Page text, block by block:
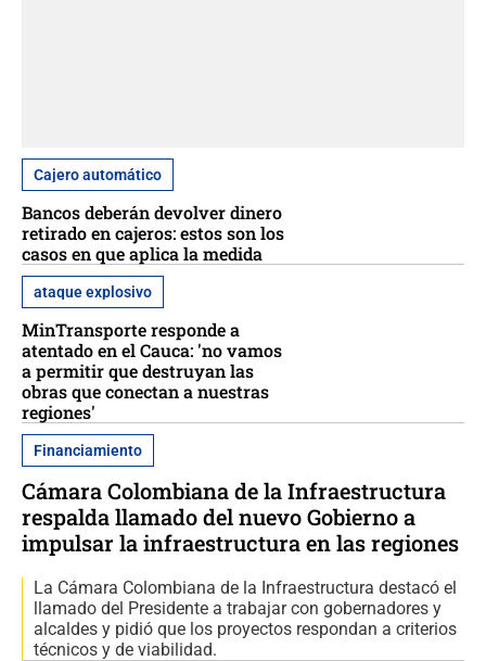
Cajero automático
Bancos deberán devolver dinero
retirado en cajeros: estos son los
casos en que aplica la medida
ataque explosivo
MinTransporte responde a
atentado en el Cauca: 'no vamos
a permitir que destruyan las
obras que conectan a nuestras
regiones'
Financiamiento
Cámara Colombiana de la Infraestructura
respalda llamado del nuevo Gobierno a
impulsar la infraestructura en las regiones
La Cámara Colombiana de la Infraestructura destacó el
llamado del Presidente a trabajar con gobernadores y
alcaldes y pidió que los proyectos respondan a criterios
técnicos y de viabilidad.